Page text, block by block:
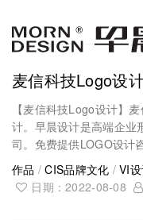
麦信科技Logo设
【麦信科技Logo设计】
计。早晨设计是高端企业
司。免费提供LOGO设计
作品 /CIS品牌文化 /VI
日期：2022-08-08